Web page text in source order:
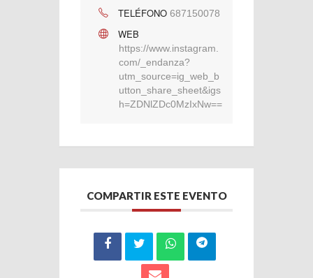
TELÉFONO 687150078
WEB
https://www.instagram.
com/_endanza?
utm_source=ig_web_b
utton_share_sheet&igs
h=ZDNlZDc0MzIxNw==
COMPARTIR ESTE EVENTO